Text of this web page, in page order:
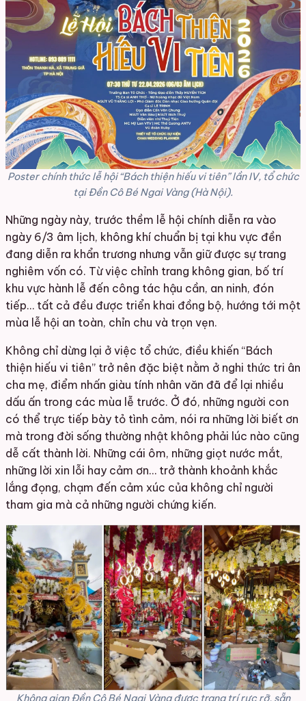
Poster chính thức lễ hội “Bách thiện hiếu vi tiên” lần IV, tổ chức
tại Đền Cô Bé Ngai Vàng (Hà Nội).
Những ngày này, trước thềm lễ hội chính diễn ra vào
ngày 6/3 âm lịch, không khí chuẩn bị tại khu vực đền
đang diễn ra khẩn trương nhưng vẫn giữ được sự trang
nghiêm vốn có. Từ việc chỉnh trang không gian, bố trí
khu vực hành lễ đến công tác hậu cần, an ninh, đón
tiếp… tất cả đều được triển khai đồng bộ, hướng tới một
mùa lễ hội an toàn, chỉn chu và trọn vẹn.
Không chỉ dừng lại ở việc tổ chức, điều khiến “Bách
thiện hiếu vi tiên” trở nên đặc biệt nằm ở nghi thức tri ân
cha mẹ, điểm nhấn giàu tính nhân văn đã để lại nhiều
dấu ấn trong các mùa lễ trước. Ở đó, những người con
có thể trực tiếp bày tỏ tình cảm, nói ra những lời biết ơn
mà trong đời sống thường nhật không phải lúc nào cũng
dễ cất thành lời. Những cái ôm, những giọt nước mắt,
những lời xin lỗi hay cảm ơn… trở thành khoảnh khắc
lắng đọng, chạm đến cảm xúc của không chỉ người
tham gia mà cả những người chứng kiến.
Không gian Đền Cô Bé Ngai Vàng được trang trí rực rỡ, sẵn